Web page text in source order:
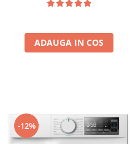
ADAUGA IN COS
-12%